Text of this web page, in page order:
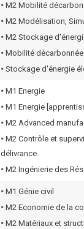
• M2 Mobilité
• M2 Modélisation,
• M2 Stockage
• Mobilité décarbonnée
• Stockage d'énergie
• M1 Energie
• M1 Energie
• M2 Advanced
• M2 Contrôle et
délivrance
• M2 Ingénierie des
• M1 Génie civil
• M2 Economie de la
• M2 Matériaux et